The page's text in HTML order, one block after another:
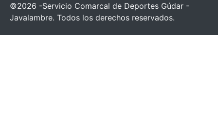
©2026 -Servicio Comarcal de Deportes Gúdar -
Javalambre. Todos los derechos reservados.